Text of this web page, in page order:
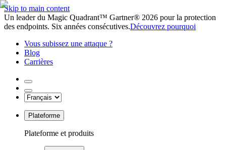
Skip to main content
Un leader du Magic Quadrant™ Gartner® 2026 pour la protection
des endpoints. Six années consécutives.Découvrez pourquoi
Vous subissez une attaque ?
Blog
Carrières
Plateforme
Plateforme et produits